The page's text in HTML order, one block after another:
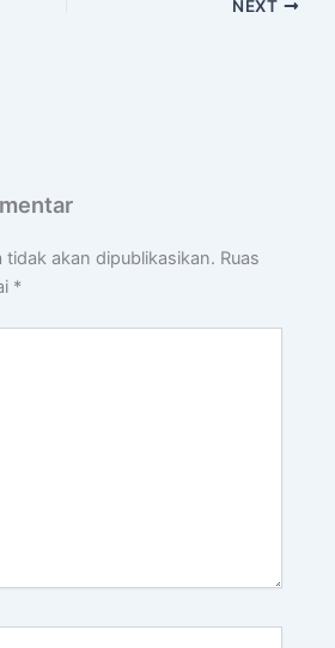
NEXT
tidak akan dipublikasikan. Ruas
*